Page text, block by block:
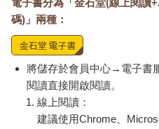
電子書分為「金石堂(線上閱讀
碼)」兩種：
將儲存於會員中心→電子書
閱讀直接開啟閱讀。
線上閱讀：
建議使用Chrome、